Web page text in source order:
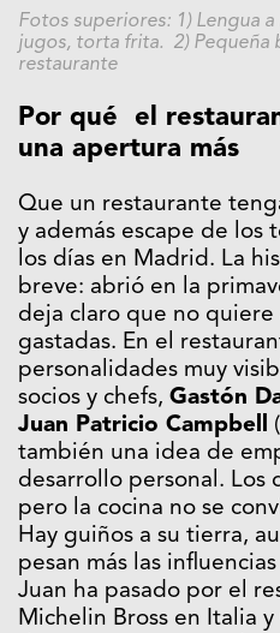
Fotos superiores: 1) Lengua
jugos, torta frita. 2) Pequeña
restaurante
Por qué el
una apertura más
Que un restaurante
y además escape de los
los días en Madrid. La
breve: abrió en la
deja claro que no quiere
gastadas. En el
personalidades muy
socios y chefs, Gastón
Juan Patricio Campbell
también una idea de
desarrollo personal. Los
pero la cocina no se
Hay guiños a su tierra,
pesan más las
Juan ha pasado por el
Michelin Bross en Italia